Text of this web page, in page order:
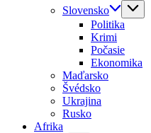
Slovensko
Politika
Krimi
Počasie
Ekonomika
Maďarsko
Švédsko
Ukrajina
Rusko
Afrika